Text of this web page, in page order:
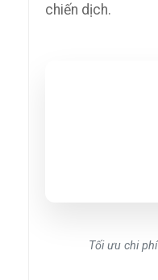
chiến dịch.
Tối ưu chi